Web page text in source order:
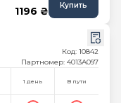
1196 ₴ Купить
Код: 10842
Партномер: 4013A097
1 день В пути